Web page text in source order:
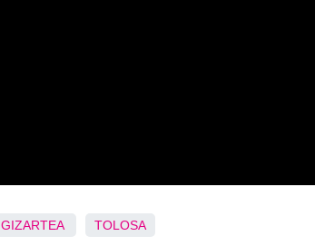
GIZARTEA TOLOSA